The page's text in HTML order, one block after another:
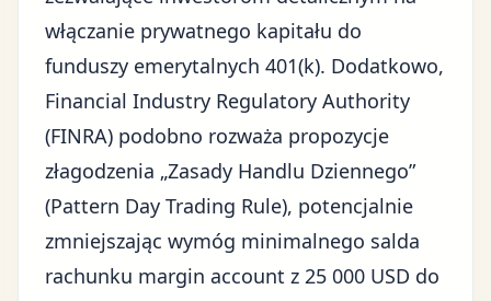
włączanie prywatnego kapitału do
funduszy emerytalnych 401(k). Dodatkowo,
Financial Industry Regulatory Authority
(FINRA) podobno rozważa propozycje
złagodzenia „Zasady Handlu Dziennego”
(Pattern Day Trading Rule), potencjalnie
zmniejszając wymóg minimalnego salda
rachunku margin account z 25 000 USD do